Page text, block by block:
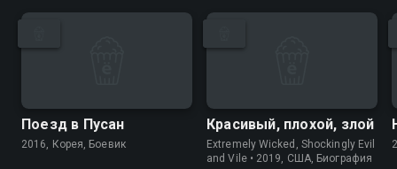
Поезд в Пусан
2016, Корея, Боевик
Красивый, плохой, злой
Extremely Wicked, Shockingly Evil
and Vile • 2019, США, Биография